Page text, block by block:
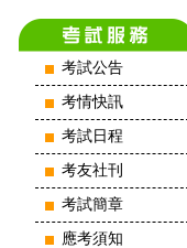
考試公告
考情快訊
考試日程
考友社刊
考試簡章
應考須知